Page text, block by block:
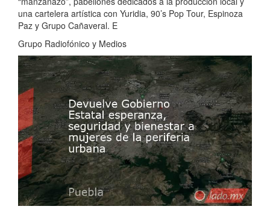
una cartelera artística con Yuridia, 90’s Pop Tour, Espinoza
Paz y Grupo Cañaveral. E
Grupo Radiofónico y Medios